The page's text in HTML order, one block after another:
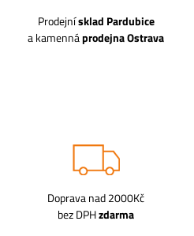
Prodejnísklad Pardubice
a kamennáprodejna Ostrava
Doprava nad 2000Kč
bez DPHzdarma